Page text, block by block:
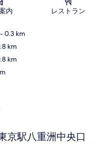
図
内 レストラン
- 0.3 km
km
km
京駅八重洲中央口